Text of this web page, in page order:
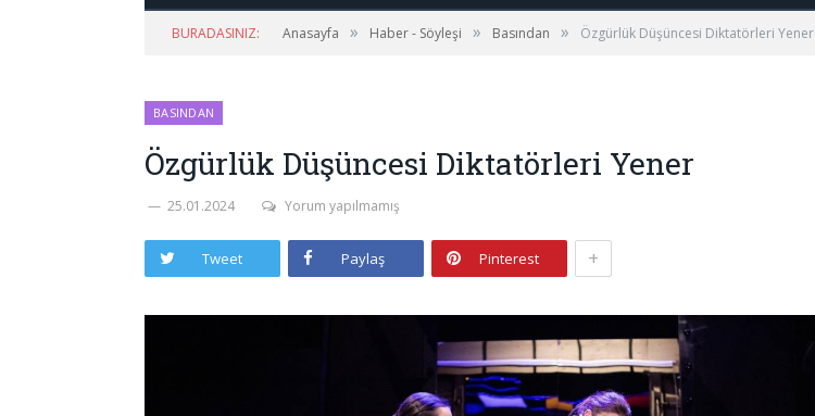
BURADASINIZ: Anasayfa » Haber - Söyleşi » Basından » Özgürlük Düşüncesi Diktatörleri Yener
BASINDAN
Özgürlük Düşüncesi Diktatörleri Yener
25.01.2024 Yorum yapılmamış
Tweet Paylaş Pinterest +